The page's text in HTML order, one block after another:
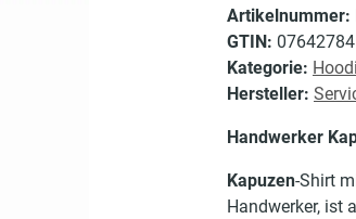
Artikelnummer:
GTIN:
Kategorie:
Hersteller:
Handwerker
Kapuzen-Shirt
Handwerker, ist